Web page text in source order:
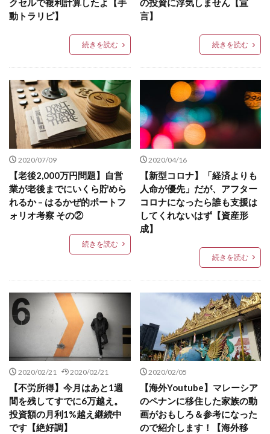
クセルで複利計算したよ【手
動トラリピ】
続きを読む
の投資に浮気しません【宣
言】
続きを読む
2020/07/09
【老後2,000万円問題】自営
業が老後までにいくら貯めら
れるか – はるかぜ的ポートフ
ォリオ考察 その②
続きを読む
2020/04/16
【新型コロナ】「経済よりも
人命が優先」だが、アフター
コロナになったら誰も支援は
してくれないはず【資産形
成】
続きを読む
2020/02/21 2020/02/21
【不労所得】今月はあと1週
間を残してすでに6万越え。
投資額の月利1%越え継続中
です【絶好調】
2020/02/05
【海外Youtube】マレーシア
のペナンに移住した家族の動
画がおもしろ＆参考になった
ので紹介します！【海外移